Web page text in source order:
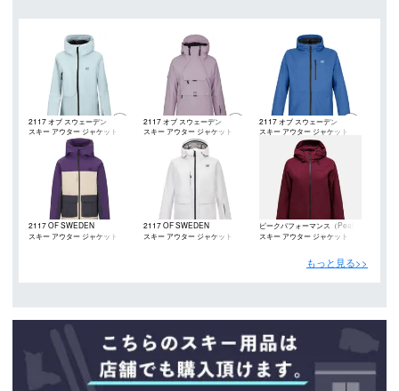
2117 オブ スウェーデン
（2117 OF SWEDEN）
スキー アウター ジャケット
2117 オブ スウェーデン
（2117 OF SWEDEN）
スキー アウター ジャケット
2117 オブ スウェーデン
（2117 OF SWEDEN）
スキー アウター ジャケット
2117 OF SWEDEN
スキー アウター ジャケット
2117 OF SWEDEN
スキー アウター ジャケット
ピークパフォーマンス（Peak
Performance）
スキー アウター ジャケット
もっと見る>>